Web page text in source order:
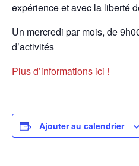
expérience et avec la liberté
Un mercredi par mois, de
d’activités
Plus d’informations ici !
Ajouter au calendrier